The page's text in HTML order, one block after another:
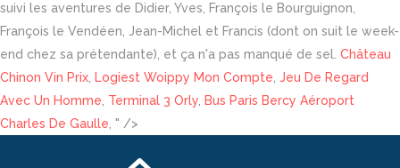
suivi les aventures de Didier, Yves, François le Bourguignon,
François le Vendéen, Jean-Michel et Francis (dont on suit le week-
end chez sa prétendante), et ça n'a pas manqué de sel. Château
Chinon Vin Prix Logiest Woippy Mon Compte Jeu De Regard
Avec Un Homme Terminal 3 Orly Bus Paris Bercy Aéroport
Charles De Gaulle , " />